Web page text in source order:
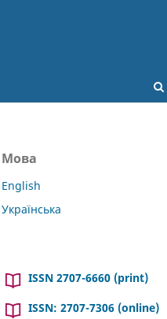
Мова
English
Українська
ISSN 2707-6660 (print)
ISSN: 2707-7306 (online)